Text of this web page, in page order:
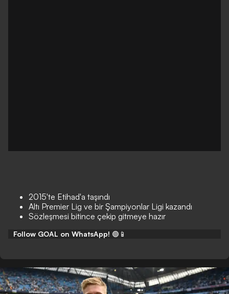
2015'te Etihad'a taşındı
Altı Premier Lig ve bir Şampiyonlar Ligi kazandı
Sözleşmesi bitince çekip gitmeye hazır
Follow GOAL on WhatsApp! 🟢📱